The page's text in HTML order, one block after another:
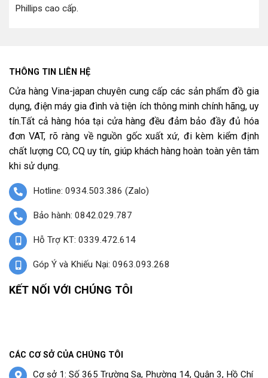
Phillips cao cấp.
THÔNG TIN LIÊN HỆ
Cửa hàng Vina-japan chuyên cung cấp các sản phẩm đồ gia
dụng, điện máy gia đình và tiện ích thông minh chính hãng, uy
tín.Tất cả hàng hóa tại cửa hàng đều đảm bảo đầy đủ hóa
đơn VAT, rõ ràng về nguồn gốc xuất xứ, đi kèm kiểm định
chất lượng CO, CQ uy tín, giúp khách hàng hoàn toàn yên tâm
khi sử dụng.
Hotline: 0934.503.386 (Zalo)
Bảo hành: 0842.029.787
Hỗ Trợ KT: 0339.472.614
Góp Ý và Khiếu Nại: 0963.093.268
KẾT NỐI VỚI CHÚNG TÔI
CÁC CƠ SỞ CỦA CHÚNG TÔI
Cơ sở 1: Số 365 Trường Sa, Phường 14, Quận 3, Hồ Chí